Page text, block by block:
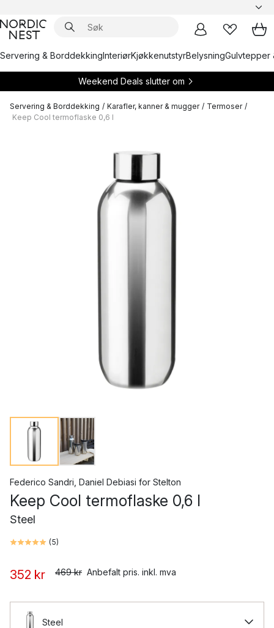
Servering & BorddekkingInteriørKjøkkenutstyrBelysningGulvtepper
Weekend Deals slutter om
Servering & Borddekking / Karafler, kanner & mugger / Termoser /
Keep Cool termoflaske 0,6 l
Federico Sandri Daniel Debiasi for Stelton
Keep Cool termoflaske 0,6 l
Steel
(5)
352 kr 469 kr Anbefalt pris. inkl. mva
Steel